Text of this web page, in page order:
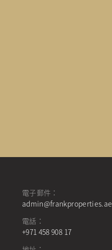
電子郵件：
admin@frankproperties.ae
電話：
+971 458 908 17